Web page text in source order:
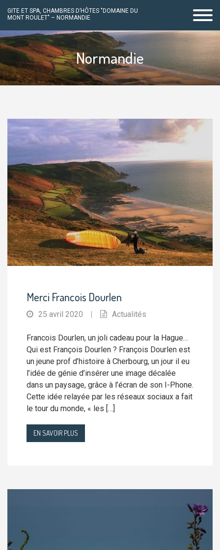
Passer
au
contenu
GITE ET SPA, CHAMBRES D’HÔTES "DOMAINE DU
MONT ROULET" – NORMANDIE
Normandie
Merci Francois Dourlen
25 avril 2020 | Actualités
Francois Dourlen, un joli cadeau pour la Hague…
Qui est François Dourlen ? François Dourlen est
un jeune prof d’histoire à Cherbourg, un jour il eu
l’idée de génie d’insérer une image décalée
dans un paysage, grâce à l’écran de son I-Phone.
Cette idée relayée par les réseaux sociaux a fait
le tour du monde, « les […]
EN SAVOIR PLUS